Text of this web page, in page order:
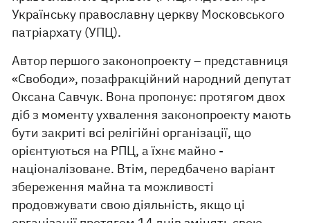
Українську православну церкву Московського
патріархату (УПЦ).
Автор першого законопроекту – представниця
«Свободи», позафракційний народний депутат
Оксана Савчук. Вона пропонує: протягом двох
діб з моменту ухвалення законопроекту мають
бути закриті всі релігійні організації, що
орієнтуються на РПЦ, а їхнє майно -
націоналізоване. Втім, передбачено варіант
збереження майна та можливості
продовжувати свою діяльність, якщо ці